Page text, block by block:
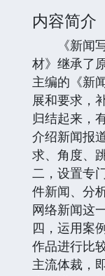
内容简介
《新闻写
材》继承了
主编的《新
展和要求，
归结起来，
介绍新闻报
求、角度、
二，设置专
件新闻、分
网络新闻这
四，运用案
作品进行比
主流体裁，